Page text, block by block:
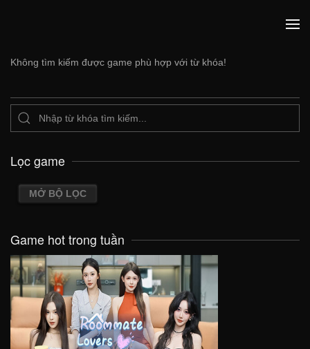
Không tìm kiếm được game phù hợp với từ khóa!
Lọc game
MỞ BỘ LỌC
Game hot trong tuần
VIEW